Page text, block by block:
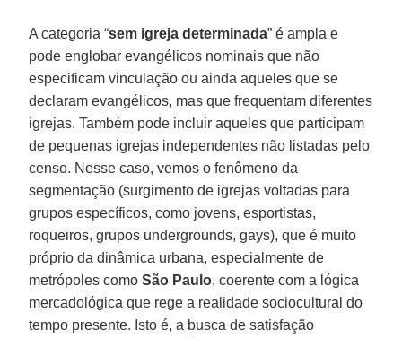
A categoria “sem igreja determinada” é ampla e
pode englobar evangélicos nominais que não
especificam vinculação ou ainda aqueles que se
declaram evangélicos, mas que frequentam diferentes
igrejas. Também pode incluir aqueles que participam
de pequenas igrejas independentes não listadas pelo
censo. Nesse caso, vemos o fenômeno da
segmentação (surgimento de igrejas voltadas para
grupos específicos, como jovens, esportistas,
roqueiros, grupos undergrounds, gays), que é muito
próprio da dinâmica urbana, especialmente de
metrópoles comoSão Paulo, coerente com a lógica
mercadológica que rege a realidade sociocultural do
tempo presente. Isto é, a busca de satisfação